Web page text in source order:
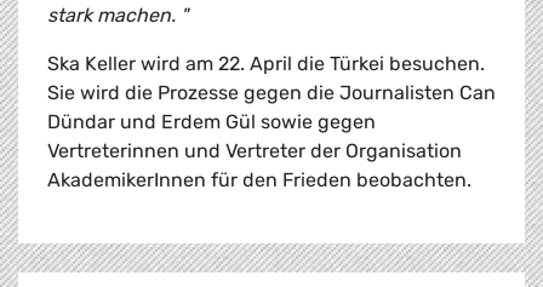
stark machen. "
Ska Keller wird am 22. April die Türkei besuchen.
Sie wird die Prozesse gegen die Journalisten Can
Dündar und Erdem Gül sowie gegen
Vertreterinnen und Vertreter der Organisation
AkademikerInnen für den Frieden beobachten.